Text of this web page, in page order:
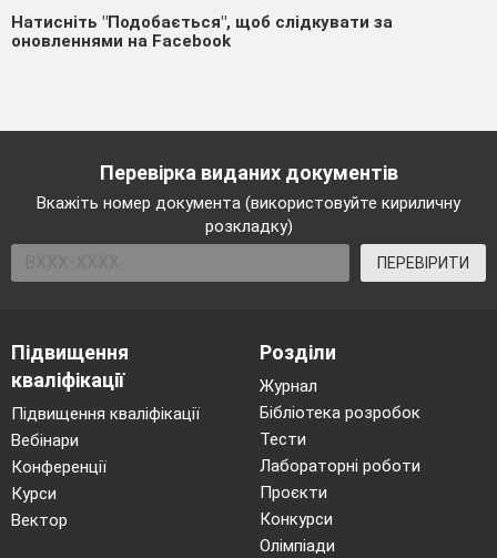
Натисніть "Подобається", щоб слідкувати за
оновленнями на Facebook
Перевірка виданих документів
Вкажіть номер документа (використовуйте кириличну
розкладку)
ПЕРЕВІРИТИ
Підвищення
кваліфікації
Підвищення кваліфікації
Вебінари
Конференції
Курси
Вектор
Розділи
Журнал
Бібліотека розробок
Тести
Лабораторні роботи
Проєкти
Конкурси
Олімпіади